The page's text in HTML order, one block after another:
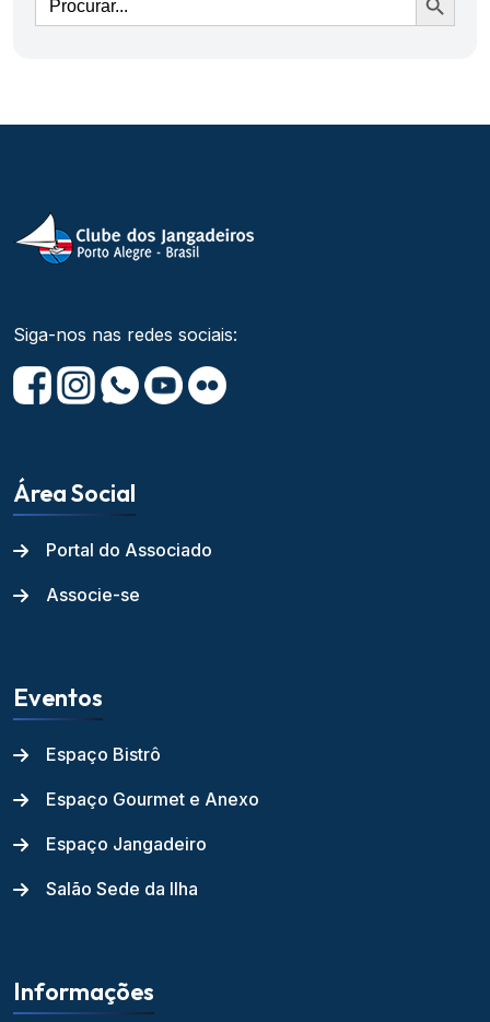
Siga-nos nas redes sociais:
Área Social
Portal do Associado
Associe-se
Eventos
Espaço Bistrô
Espaço Gourmet e Anexo
Espaço Jangadeiro
Salão Sede da Ilha
Informações